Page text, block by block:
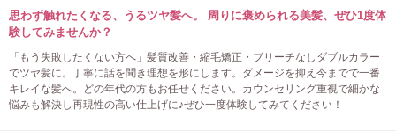
思わず触れたくなる、うるツヤ髪へ。 周りに褒められる美髪、ぜひ1度体
験してみませんか？
「もう失敗したくない方へ」髪質改善・縮毛矯正・ブリーチなしダブルカラー
でツヤ髪に。丁寧に話を聞き理想を形にします。ダメージを抑え今までで一番
キレイな髪へ。どの年代の方もお任せください。カウンセリング重視で細かな
悩みも解決し再現性の高い仕上げに♪ぜひ一度体験してみてください！